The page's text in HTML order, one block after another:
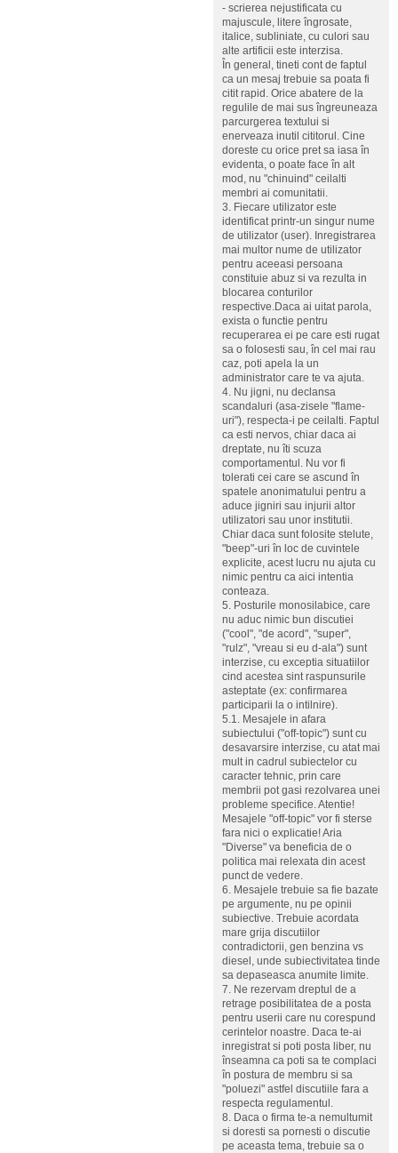
- scrierea nejustificata cu
majuscule, litere îngrosate,
italice, subliniate, cu culori sau
alte artificii este interzisa.
În general, tineti cont de faptul
ca un mesaj trebuie sa poata fi
citit rapid. Orice abatere de la
regulile de mai sus îngreuneaza
parcurgerea textului si
enerveaza inutil cititorul. Cine
doreste cu orice pret sa iasa în
evidenta, o poate face în alt
mod, nu "chinuind" ceilalti
membri ai comunitatii.
3. Fiecare utilizator este
identificat printr-un singur nume
de utilizator (user). Inregistrarea
mai multor nume de utilizator
pentru aceeasi persoana
constituie abuz si va rezulta in
blocarea conturilor
respective.Daca ai uitat parola,
exista o functie pentru
recuperarea ei pe care esti rugat
sa o folosesti sau, în cel mai rau
caz, poti apela la un
administrator care te va ajuta.
4. Nu jigni, nu declansa
scandaluri (asa-zisele "flame-
uri"), respecta-i pe ceilalti. Faptul
ca esti nervos, chiar daca ai
dreptate, nu îti scuza
comportamentul. Nu vor fi
tolerati cei care se ascund în
spatele anonimatului pentru a
aduce jigniri sau injurii altor
utilizatori sau unor institutii.
Chiar daca sunt folosite stelute,
"beep"-uri în loc de cuvintele
explicite, acest lucru nu ajuta cu
nimic pentru ca aici intentia
conteaza.
5. Posturile monosilabice, care
nu aduc nimic bun discutiei
("cool", "de acord", "super",
"rulz", "vreau si eu d-ala") sunt
interzise, cu exceptia situatiilor
cind acestea sint raspunsurile
asteptate (ex: confirmarea
participarii la o intilnire).
5.1. Mesajele in afara
subiectului ("off-topic") sunt cu
desavarsire interzise, cu atat mai
mult in cadrul subiectelor cu
caracter tehnic, prin care
membrii pot gasi rezolvarea unei
probleme specifice. Atentie!
Mesajele "off-topic" vor fi sterse
fara nici o explicatie! Aria
"Diverse" va beneficia de o
politica mai relexata din acest
punct de vedere.
6. Mesajele trebuie sa fie bazate
pe argumente, nu pe opinii
subiective. Trebuie acordata
mare grija discutiilor
contradictorii, gen benzina vs
diesel, unde subiectivitatea tinde
sa depaseasca anumite limite.
7. Ne rezervam dreptul de a
retrage posibilitatea de a posta
pentru userii care nu corespund
cerintelor noastre. Daca te-ai
inregistrat si poti posta liber, nu
înseamna ca poti sa te complaci
în postura de membru si sa
"poluezi" astfel discutiile fara a
respecta regulamentul.
8. Daca o firma te-a nemultumit
si doresti sa pornesti o discutie
pe aceasta tema, trebuie sa o